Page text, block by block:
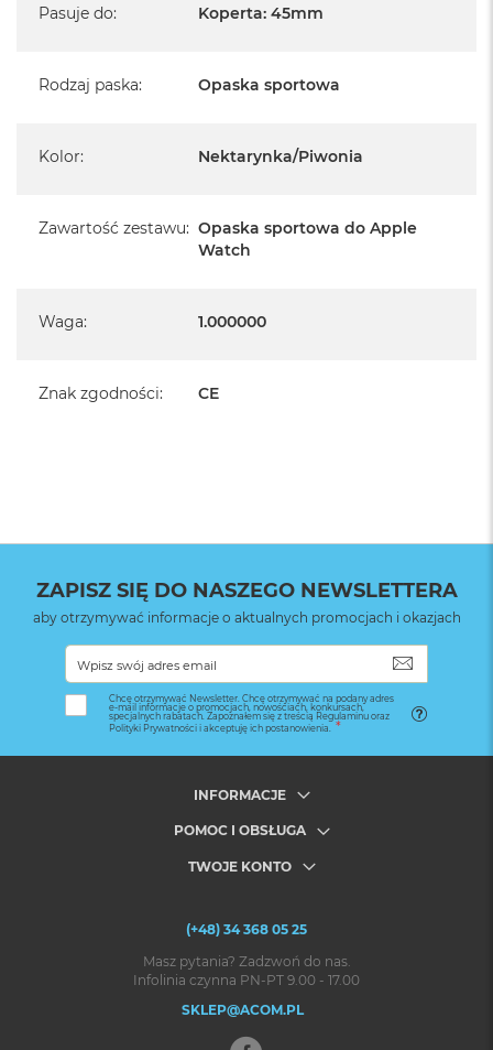
Pasuje do: Koperta: 45mm
Rodzaj paska: Opaska sportowa
Kolor: Nektarynka/Piwonia
Zawartość zestawu: Opaska sportowa do Apple
Watch
Waga: 1.000000
Znak zgodności: CE
ZAPISZ SIĘ DO NASZEGO NEWSLETTERA
aby otrzymywać informacje o aktualnych promocjach i okazjach
Chcę otrzymywać Newsletter. Chcę otrzymywać na podany adres
e-mail informacje o promocjach, nowościach, konkursach,
specjalnych rabatach. Zapoznałem się z treścią Regulaminu oraz
Polityki Prywatności i akceptuję ich postanowienia.
INFORMACJE
POMOC I OBSŁUGA
TWOJE KONTO
(+48) 34 368 05 25
Masz pytania? Zadzwoń do nas.
Infolinia czynna PN-PT 9.00 - 17.00
SKLEP@ACOM.PL